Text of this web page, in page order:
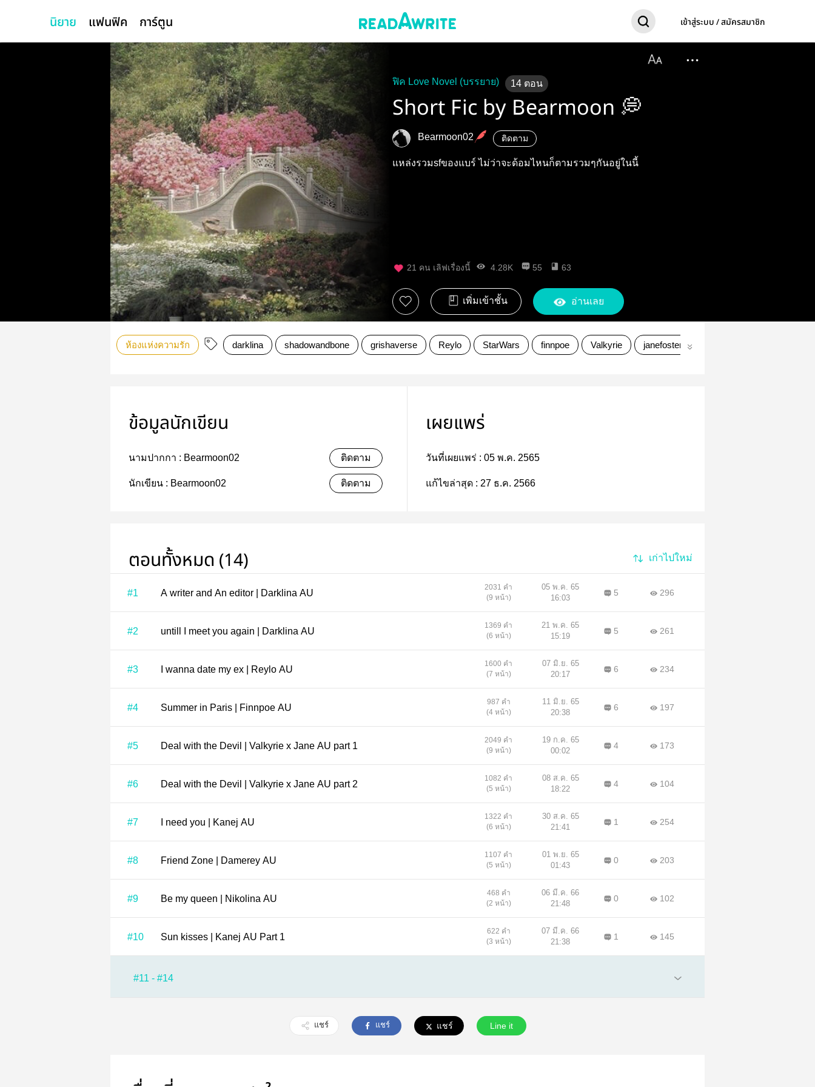
นิยาย แฟนฟิค การ์ตูน เข้าสู่ระบบ / สมัครสมาชิก
ฟิค Love Novel (บรรยาย) 14 ตอน
Short Fic by Bearmoon 💭
Bearmoon02 ติดตาม
แหล่งรวมsfของแบร์ ไม่ว่าจะด้อมไหนก็ตามรวมๆกันอยู่ในนี้
21 คน เลิฟเรื่องนี้ 4.28K 55 63
เพิ่มเข้าชั้น อ่านเลย
ห้องแห่งความรัก darklina shadowandbone grishaverse Reylo StarWars finnpoe Valkyrie janefoster
ข้อมูลนักเขียน
นามปากกา : Bearmoon02 ติดตาม
นักเขียน : Bearmoon02 ติดตาม
เผยแพร่
วันที่เผยแพร่ : 05 พ.ค. 2565
แก้ไขล่าสุด : 27 ธ.ค. 2566
ตอนทั้งหมด (14) เก่าไปใหม่
#1 A writer and An editor | Darklina AU
2031 คำ
(9 หน้า)
05 พ.ค. 65
16:03
5 296
#2 untill I meet you again | Darklina AU
1369 คำ
(6 หน้า)
21 พ.ค. 65
15:19
5 261
#3 I wanna date my ex | Reylo AU
1600 คำ
(7 หน้า)
07 มิ.ย. 65
20:17
6 234
#4 Summer in Paris | Finnpoe AU
987 คำ
(4 หน้า)
11 มิ.ย. 65
20:38
6 197
#5 Deal with the Devil | Valkyrie x Jane AU part 1
2049 คำ
(9 หน้า)
19 ก.ค. 65
00:02
4 173
#6 Deal with the Devil | Valkyrie x Jane AU part 2
1082 คำ
(5 หน้า)
08 ส.ค. 65
18:22
4 104
#7 I need you | Kanej AU
1322 คำ
(6 หน้า)
30 ส.ค. 65
21:41
1 254
#8 Friend Zone | Damerey AU
1107 คำ
(5 หน้า)
01 พ.ย. 65
01:43
0 203
#9 Be my queen | Nikolina AU
468 คำ
(2 หน้า)
06 มี.ค. 66
21:48
0 102
#10 Sun kisses | Kanej AU Part 1
622 คำ
(3 หน้า)
07 มี.ค. 66
21:38
1 145
#11 - #14
แชร์ แชร์ แชร์ Line it